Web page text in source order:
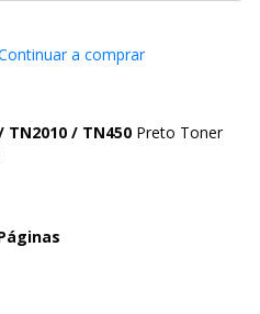
a comprar
TN2010 / TN450 Preto Toner